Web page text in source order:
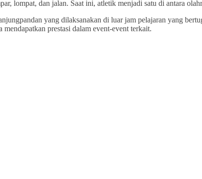
lompat, dan jalan. Saat ini, atletik menjadi satu di antara
yang dilaksanakan di luar jam pelajaran yang
prestasi dalam event-event terkait.